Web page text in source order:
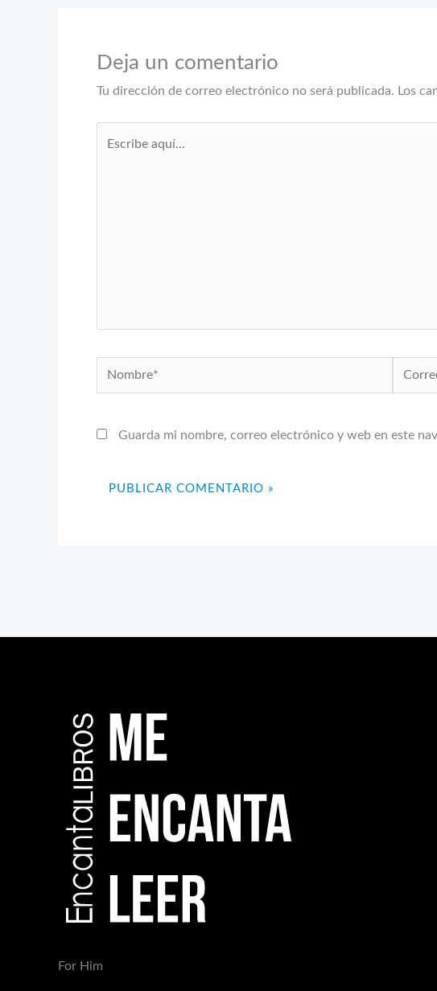
Deja un comentario
Tu dirección de correo electrónico no será publicada. Los
Nombre*
Correo
Guarda mi nombre, correo electrónico y web en este
For Him